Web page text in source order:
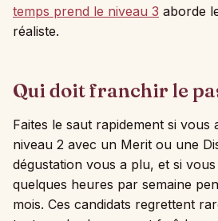
temps prend le niveau 3 aborde
réaliste.
Qui doit franchir le
Faites le saut rapidement si vous
niveau 2 avec un Merit ou une
dégustation vous a plu, et si
quelques heures par semaine
mois. Ces candidats regrettent